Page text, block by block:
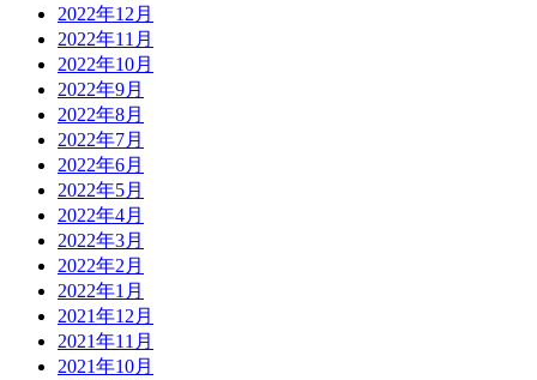
2022年12月
2022年11月
2022年10月
2022年9月
2022年8月
2022年7月
2022年6月
2022年5月
2022年4月
2022年3月
2022年2月
2022年1月
2021年12月
2021年11月
2021年10月